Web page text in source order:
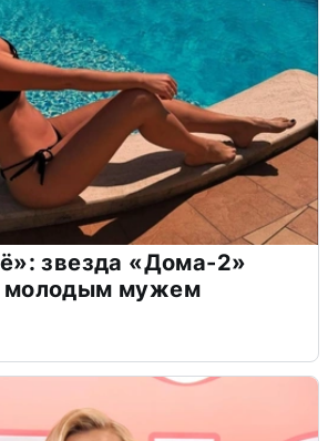
звезда «Дома-2»
молодым мужем